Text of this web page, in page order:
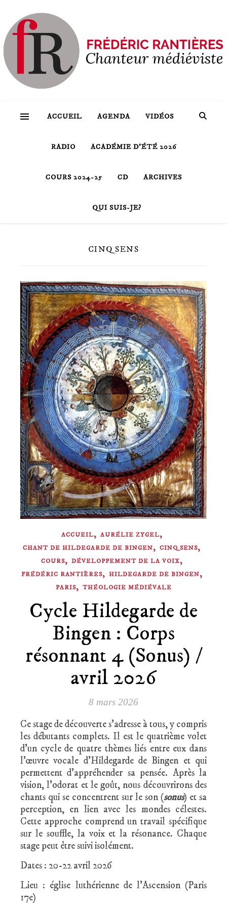
ACCUEIL AGENDA VIDÉOS
RADIO ACADÉMIE D’ÉTÉ 2026
COURS 2024-25 CD ARCHIVES
QUI SUIS-JE?
CINQ SENS
ACCUEIL, AURÉLIE ZYGEL,
CHANT DE HILDEGARDE DE BINGEN, CINQ SENS,
COURS, DÉVELOPPEMENT DE LA VOIX,
FRÉDÉRIC RANTIÈRES, HILDEGARDE DE BINGEN,
PARIS, THÉOLOGIE MÉDIÉVALE
Cycle Hildegarde de
Bingen : Corps
résonnant 4 (Sonus) /
avril 2026
8 mars 2026
Ce stage de découverte s’adresse à tous, y compris
les débutants complets. Il est le quatrième volet
d’un cycle de quatre thèmes liés entre eux dans
l’œuvre vocale d’Hildegarde de Bingen et qui
permettent d’appréhender sa pensée. Après la
vision, l’odorat et le goût, nous découvrirons des
chants qui se concentrent sur le son (sonus) et sa
perception, en lien avec les mondes célestes.
Cette approche comprend un travail spécifique
sur le souffle, la voix et la résonance. Chaque
stage peut être suivi isolément.
Dates : 20-22 avril 2026
Lieu : église luthérienne de l’Ascension (Paris
17e)